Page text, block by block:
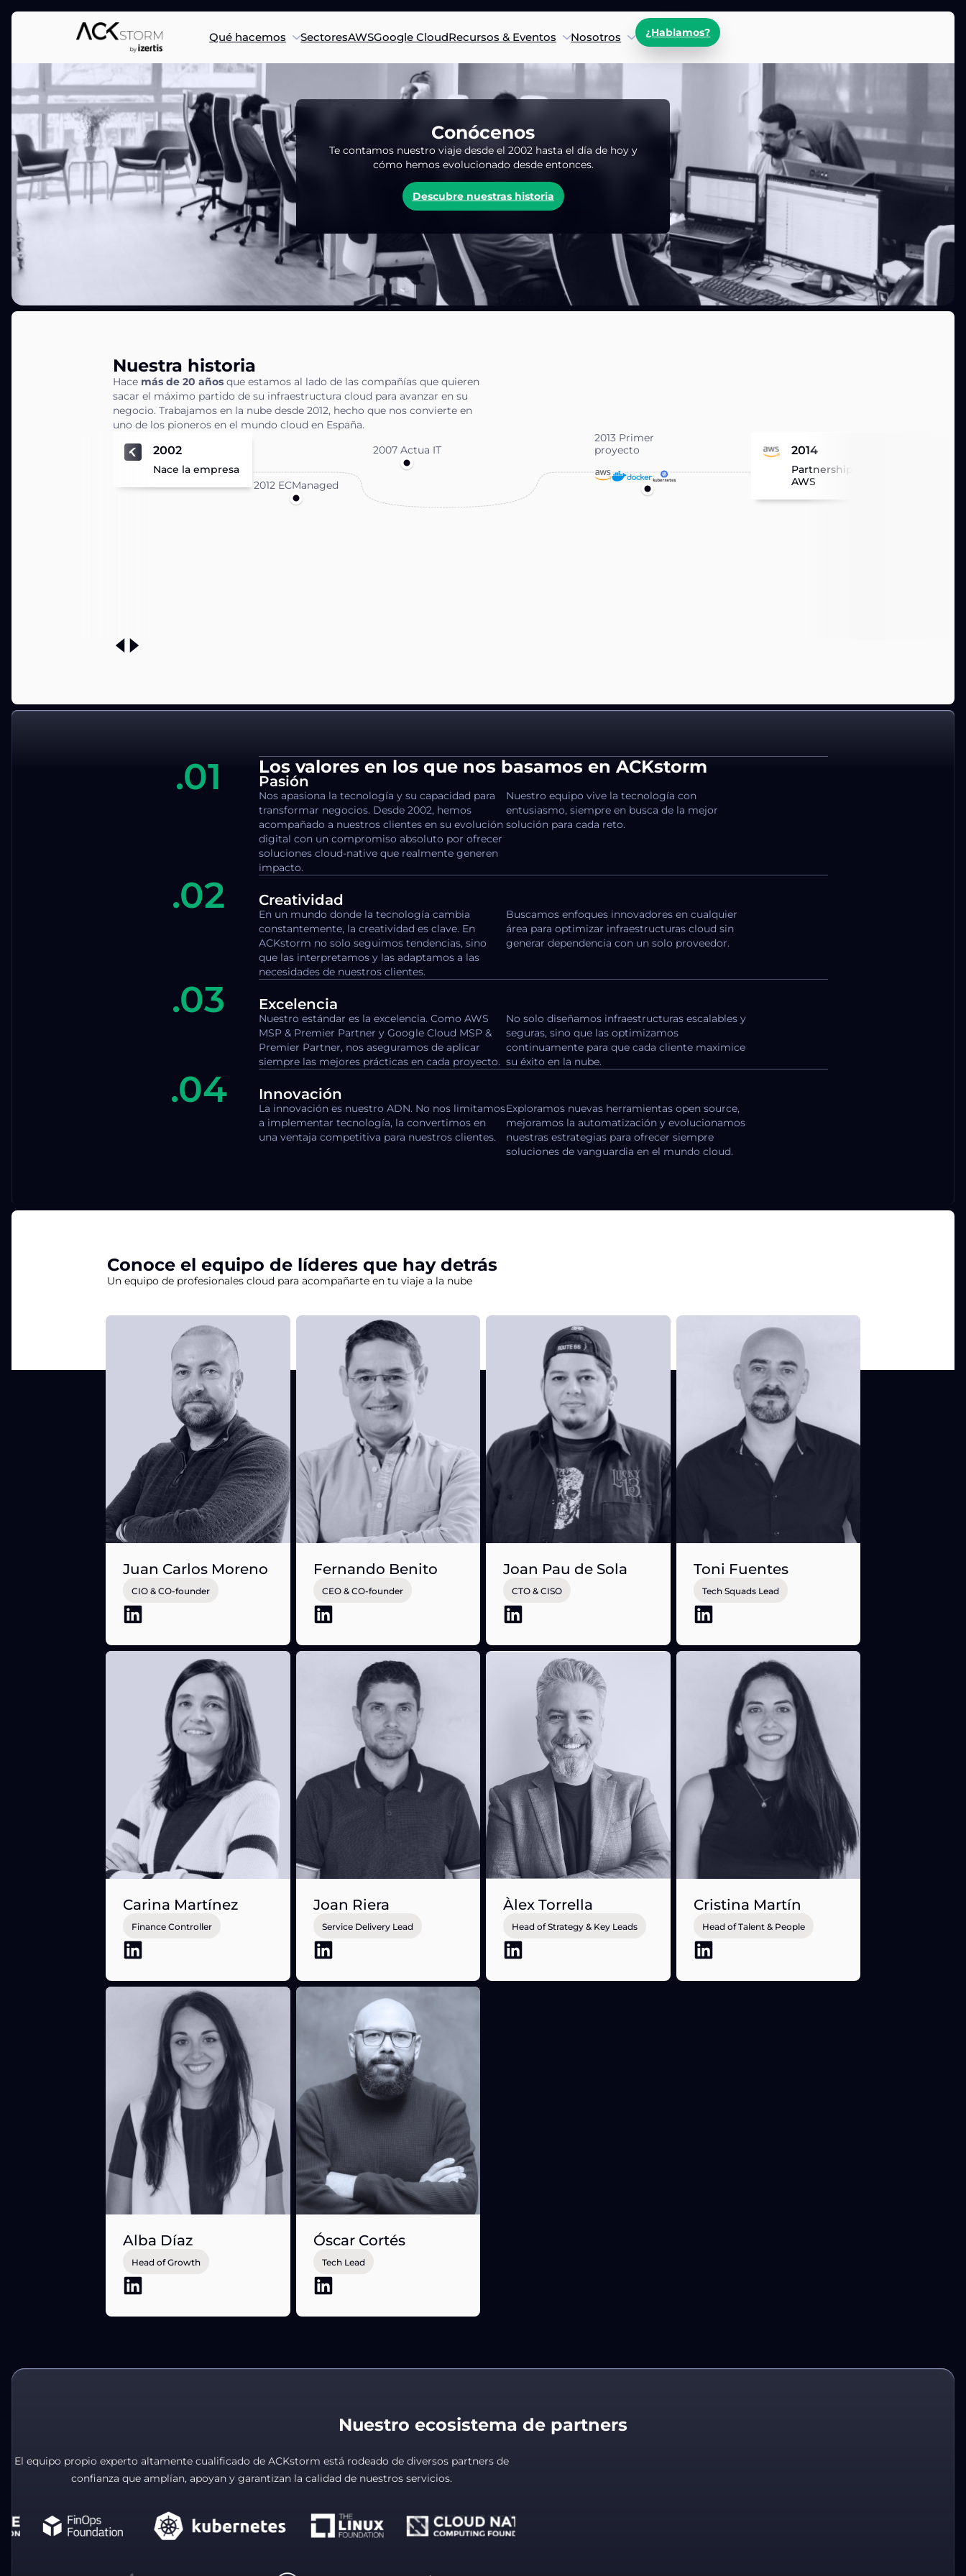
Qué hacemos SectoresAWSGoogle CloudRecursos & Eventos Nosotros ¿Hablamos?
Conócenos
Te contamos nuestro viaje desde el 2002 hasta el día de hoy y
cómo hemos evolucionado desde entonces.
Descubre nuestras historia
Nuestra historia
Hace más de 20 años que estamos al lado de las compañías que quieren
sacar el máximo partido de su infraestructura cloud para avanzar en su
negocio. Trabajamos en la nube desde 2012, hecho que nos convierte en
uno de los pioneros en el mundo cloud en España.
2002
Nace la empresa
2012 ECManaged
2007 Actua IT
2013 Primer
proyecto
2014
Partnership con
AWS
Los valores en los que nos basamos en ACKstorm
.01 Pasión
Nos apasiona la tecnología y su capacidad para
transformar negocios. Desde 2002, hemos
acompañado a nuestros clientes en su evolución
digital con un compromiso absoluto por ofrecer
soluciones cloud-native que realmente generen
impacto.
Nuestro equipo vive la tecnología con
entusiasmo, siempre en busca de la mejor
solución para cada reto.
.02 Creatividad
En un mundo donde la tecnología cambia
constantemente, la creatividad es clave. En
ACKstorm no solo seguimos tendencias, sino
que las interpretamos y las adaptamos a las
necesidades de nuestros clientes.
Buscamos enfoques innovadores en cualquier
área para optimizar infraestructuras cloud sin
generar dependencia con un solo proveedor.
.03 Excelencia
Nuestro estándar es la excelencia. Como AWS
MSP & Premier Partner y Google Cloud MSP &
Premier Partner, nos aseguramos de aplicar
siempre las mejores prácticas en cada proyecto.
No solo diseñamos infraestructuras escalables y
seguras, sino que las optimizamos
continuamente para que cada cliente maximice
su éxito en la nube.
.04 Innovación
La innovación es nuestro ADN. No nos limitamos
a implementar tecnología, la convertimos en
una ventaja competitiva para nuestros clientes.
Exploramos nuevas herramientas open source,
mejoramos la automatización y evolucionamos
nuestras estrategias para ofrecer siempre
soluciones de vanguardia en el mundo cloud.
Conoce el equipo de líderes que hay detrás
Un equipo de profesionales cloud para acompañarte en tu viaje a la nube
Juan Carlos Moreno
CIO & CO-founder
Fernando Benito
CEO & CO-founder
Joan Pau de Sola
CTO & CISO
Toni Fuentes
Tech Squads Lead
Carina Martínez
Finance Controller
Joan Riera
Service Delivery Lead
Àlex Torrella
Head of Strategy & Key Leads
Cristina Martín
Head of Talent & People
Alba Díaz
Head of Growth
Óscar Cortés
Tech Lead
Nuestro ecosistema de partners
El equipo propio experto altamente cualificado de ACKstorm está rodeado de diversos partners de
confianza que amplían, apoyan y garantizan la calidad de nuestros servicios.